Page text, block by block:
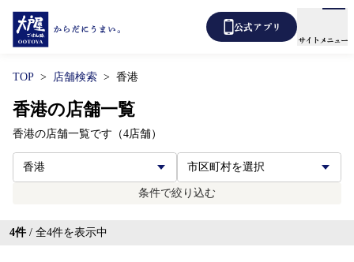
公式アプリ
サイトメニュー
メニュー
テイクアウト
あばうと大戸屋
TOP 店舗検索 香港
香港の店舗一覧
香港の店舗一覧です（4店舗）
条件で絞り込む
4件 / 全4件を表示中